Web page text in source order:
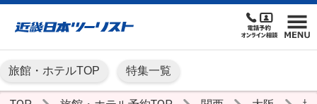
旅館・ホテルTOP 特集一覧